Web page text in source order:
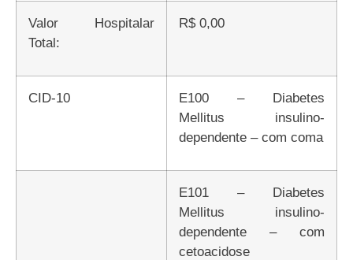
Valor Hospitalar
Total:
R$ 0,00
CID-10
E100 – Diabetes
Mellitus insulino-
dependente – com coma
E101 – Diabetes
Mellitus insulino-
dependente – com
cetoacidose